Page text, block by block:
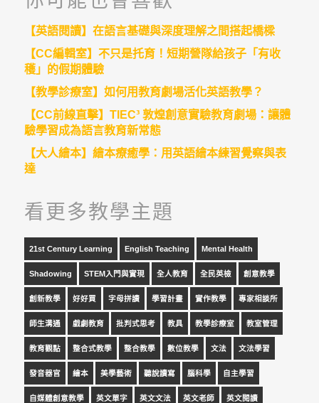
【英語閱讀】在語言基礎與深度理解之間搭起橋樑
【CC編輯室】不只是托育！短期營隊給孩子「有收
穫」的假期體驗
【教學診療室】如何用教育劇場活化英語教學？
【CC前線直擊】TIEC³ 敦煌創意實驗教育劇場：讓體
驗學習成為語言教育新常態
【大人繪本】繪本療癒學：用英語繪本練習覺察與表
達
看更多教學主題
21st Century Learning English Teaching Mental Health
Shadowing STEM入門與實現 全人教育 全民英檢 創意教學
創新教學 好好買 字母拼讀 學習計畫 實作教學 專家相談所
師生溝通 戲劇教育 批判式思考 教具 教學診療室 教室管理
教育觀點 整合式教學 整合教學 數位教學 文法 文法學習
發音器官 繪本 美學藝術 聽說讀寫 腦科學 自主學習
自媒體創意教學 英文單字 英文文法 英文老師 英文閱讀